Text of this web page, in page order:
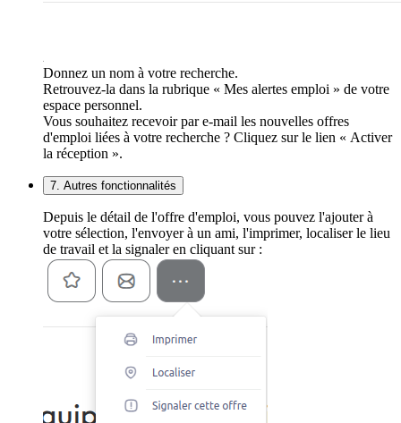
Donnez un nom à votre recherche.
Retrouvez-la dans la rubrique « Mes alertes emploi » de votre
espace personnel.
Vous souhaitez recevoir par e-mail les nouvelles offres
d'emploi liées à votre recherche ? Cliquez sur le lien « Activer
la réception ».
7. Autres fonctionnalités
Depuis le détail de l'offre d'emploi, vous pouvez l'ajouter à
votre sélection, l'envoyer à un ami, l'imprimer, localiser le lieu
de travail et la signaler en cliquant sur :